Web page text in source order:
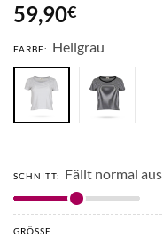
59,90€
FARBE: Hellgrau
SCHNITT: Fällt normal aus
GRÖSSE